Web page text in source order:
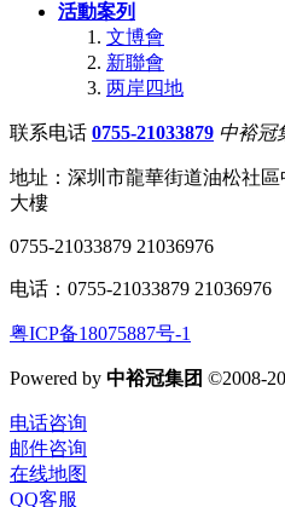
活動案列
文博會
新聯會
两岸四地
联系电话 0755-21033879 中裕冠
地址：深圳市龍華街道油松社
大樓
0755-21033879 21036976
电话：0755-21033879 21036976
粤ICP备18075887号-1
Powered by 中裕冠集团 ©2008-
电话咨询
邮件咨询
在线地图
QQ客服